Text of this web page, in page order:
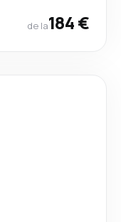
de la184 €